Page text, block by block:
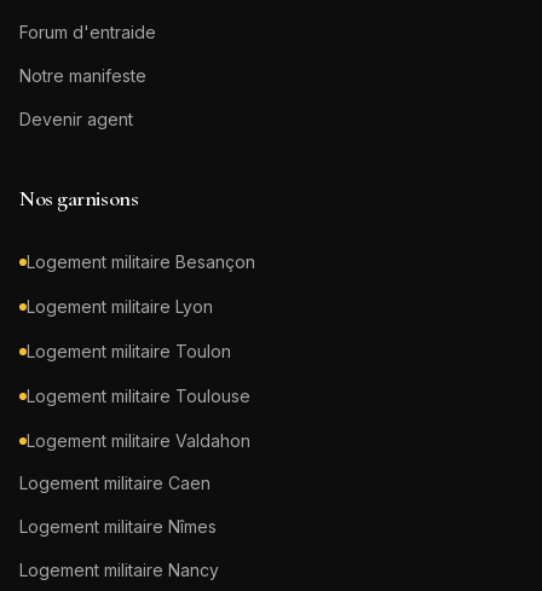
Forum d'entraide
Notre manifeste
Devenir agent
Nos garnisons
Logement militaire Besançon
Logement militaire Lyon
Logement militaire Toulon
Logement militaire Toulouse
Logement militaire Valdahon
Logement militaire Caen
Logement militaire Nîmes
Logement militaire Nancy